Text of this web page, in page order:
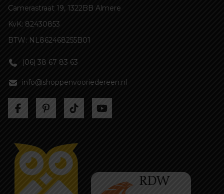
Camerastraat 19, 1322BB Almere
KvK: 82430853
BTW: NL862468255B01
(06) 38 67 83 63
info@shoppenvooriedereen.nl